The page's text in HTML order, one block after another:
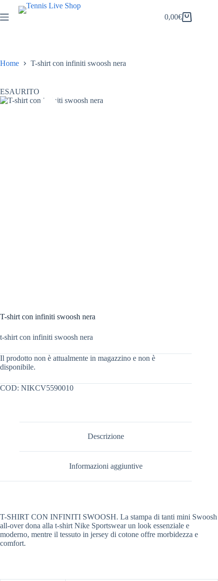
al
contenuto
Carrello
0,00€
Home T-shirt con infiniti swoosh nera
ESAURITO
T-shirt con infiniti swoosh nera
t-shirt con infiniti swoosh nera
Il prodotto non è attualmente in magazzino e non è
disponibile.
COD: NIKCV5590010
Descrizione
Informazioni aggiuntive
T-SHIRT CON INFINITI SWOOSH. La stampa di tanti mini Swoosh
all-over dona alla t-shirt Nike Sportswear un look essenziale e
moderno, mentre il tessuto in jersey di cotone offre morbidezza e
comfort.